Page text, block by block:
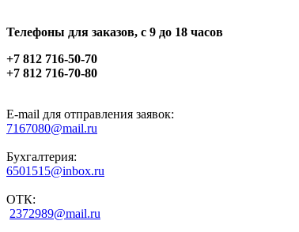
Телефоны для заказов, c 9 до 18 часов
+7 812 716-50-70
+7 812 716-70-80
E-mail для отправления заявок:
7167080@mail.ru
Бухгалтерия:
6501515@inbox.ru
ОТК:
2372989@mail.ru